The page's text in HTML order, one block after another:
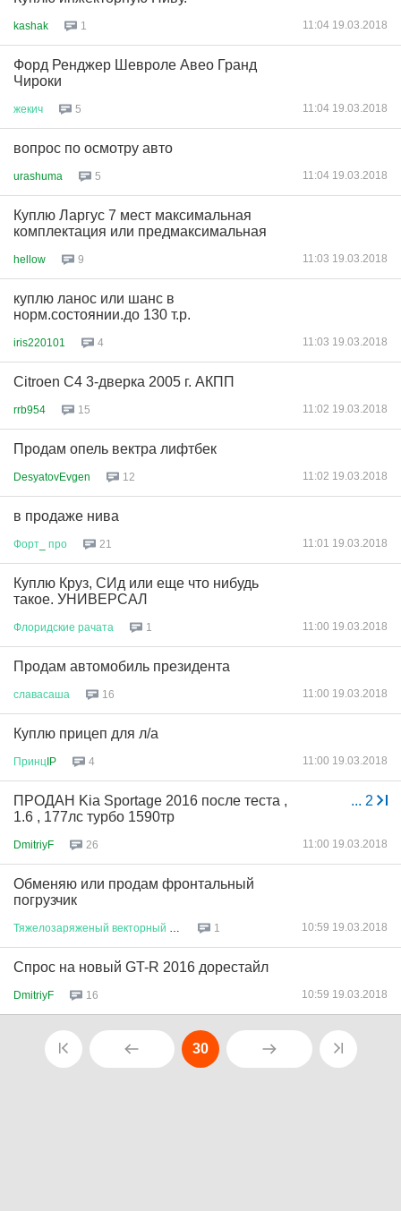
kashak 1 11:04 19.03.2018
Форд Ренджер Шевроле Авео Гранд
Чироки
жекич 5 11:04 19.03.2018
вопрос по осмотру авто
urashuma 5 11:04 19.03.2018
Куплю Ларгус 7 мест максимальная
комплектация или предмаксимальная
hellow 9 11:03 19.03.2018
куплю ланос или шанс в
норм.состоянии.до 130 т.р.
iris220101 4 11:03 19.03.2018
Citroen C4 3-дверка 2005 г. АКПП
rrb954 15 11:02 19.03.2018
Продам опель вектра лифтбек
DesyatovEvgen 12 11:02 19.03.2018
в продаже нива
Форт про 21 11:01 19.03.2018
Куплю Круз, СИд или еще что нибудь
такое. УНИВЕРСАЛ
Флоридские рачата 1 11:00 19.03.2018
Продам автомобиль президента
славасаша 16 11:00 19.03.2018
Куплю прицеп для л/а
ПринцIP 4 11:00 19.03.2018
... 2
ПРОДАН Kia Sportage 2016 после теста ,
1.6 , 177лс турбо 1590тр
DmitriyF 26 11:00 19.03.2018
Обменяю или продам фронтальный
погрузчик
Тяжелозаряженый векторный ... 1 10:59 19.03.2018
Спрос на новый GT-R 2016 дорестайл
DmitriyF 16 10:59 19.03.2018
30